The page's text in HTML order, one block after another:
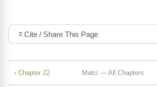
Cite / Share This Page
‹ Chapter 22 Matiɔ — All Chapters